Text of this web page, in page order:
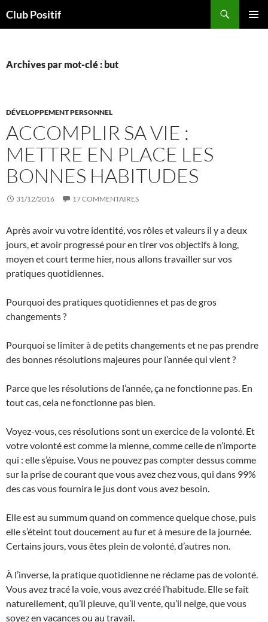
auClub Positif
Archives par mot-clé : but
DÉVELOPPEMENT PERSONNEL
ACCOMPLIR SA VIE :
METTRE EN PLACE LES
BONNES HABITUDES
31/12/2016 17 COMMENTAIRES
Après avoir vu votre identité, vos rôles et valeurs il y a deux
jours, et avoir progressé pour en tirer vos objectifs à long,
moyen et court terme hier, nous allons travailler sur vos
pratiques quotidiennes.
Pourquoi des pratiques quotidiennes et pas de gros
changements ?
Pourquoi se limiter à de petits changements et ne pas prendre
des bonnes résolutions majeures pour l’année qui vient ?
Parce que les résolutions de l’année, ça ne fonctionne pas. En
tout cas, cela ne fonctionne pas bien.
Voyez-vous, ces résolutions sont un exercice de la volonté. Et
votre volonté est comme la mienne, comme celle de n’importe
qui : elle s’épuise. Vous ne pouvez pas compter dessus comme
sur la prise de courant que vous avez chez vous, qui dans 99%
des cas vous fournira le jus dont vous avez besoin.
Elle est au summum quand on commence quelque chose, puis
elle s’éteint tout doucement au fur et à mesure de la journée.
Certains jours, vous êtes plein de volonté, d’autres non.
À l’inverse, la pratique quotidienne ne réclame pas de volonté.
Vous avez tracé la voie, vous avez créé l’habitude. Elle se fait
naturellement, qu’il pleuve, qu’il vente, qu’il neige, que vous
soyez en vacances ou au travail.